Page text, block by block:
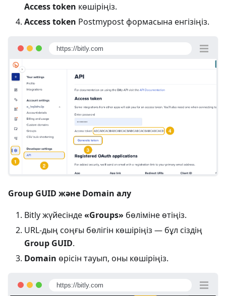
Access token көшіріңіз.
Access token Postmypost формасына енгізіңіз.
https://bitly.com
Group GUID және Domain алу
Bitly жүйесінде«Groups» бөліміне өтіңіз.
URL-дың соңғы бөлігін көшіріңіз — бұл сіздің
Group GUID.
Domain өрісін тауып, оны көшіріңіз.
https://bitly.com